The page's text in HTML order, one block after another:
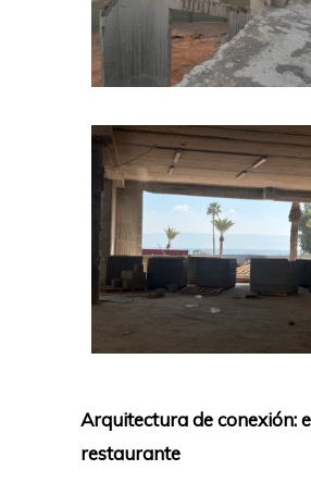
Arquitectura de conexión:
restaurante